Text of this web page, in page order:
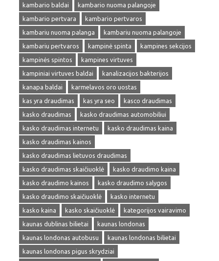
kambario baldai
kambario nuoma palangoje
kambario pertvara
kambario pertvaros
kambariu nuoma palanga
kambariu nuoma palangoje
kambariu pertvaros
kampinė spinta
kampines sekcijos
kampinės spintos
kampines virtuves
kampiniai virtuves baldai
kanalizacijos bakterijos
kanapa baldai
karmelavos oro uostas
kas yra draudimas
kas yra seo
kasco draudimas
kasko draudimas
kasko draudimas automobiliui
kasko draudimas internetu
kasko draudimas kaina
kasko draudimas kainos
kasko draudimas lietuvos draudimas
kasko draudimas skaičiuoklė
kasko draudimo kaina
kasko draudimo kainos
kasko draudimo salygos
kasko draudimo skaičiuoklė
kasko internetu
kasko kaina
kasko skaičiuoklė
kategorijos vairavimo
kaunas dublinas bilietai
kaunas londonas
kaunas londonas autobusu
kaunas londonas bilietai
kaunas londonas pigus skrydziai